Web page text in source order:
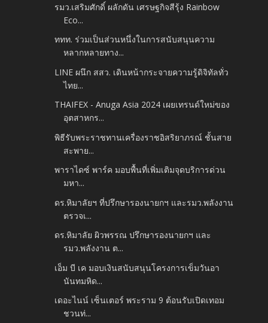
รมว.เสริมศักดิ์ ผลักดัน เศรษฐกิจสีรุ้ง Rainbow
Eco...
ททท. ร่วมเป็นส่วนหนึ่งในการสนับสนุนความ
หลากหลายทาง...
LINE ผนึก สสว. เดินหน้ากระจายความรู้ดิจิทัลทั่ว
ไทย...
THAIFEX - Anuga Asia 2024 เผยเทรนด์ใหม่ของ
อุตสาหกร...
พิธีรับพระราชทานเครื่องราชอิสริยาภรณ์ ชั้นสาย
สะพาย...
พาราไดซ์ พาร์ค มอบพื้นที่เพิ่มเติมจุดบริการด่วน
มหา...
ดร.หิมาลัยฯ ที่ปรึกษารองนายกฯ และรมว.พลังงาน
ตรวจเ...
ดร.หิมาลัย ผิวพรรณ ปรึกษารองนายกฯ และ
รมว.พลังงาน ต...
เอ็ม บี เค มอบเงินสนับสนุนโครงการเข็มวันอา
นันทมหิด...
เดอะไนน์ เซ็นเตอร์ พระราม 9 ต้อนรับเปิดเทอม
ชวนท่...